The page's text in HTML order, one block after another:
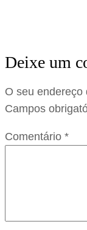
Deixe um
O seu endereço
Campos
Comentário *